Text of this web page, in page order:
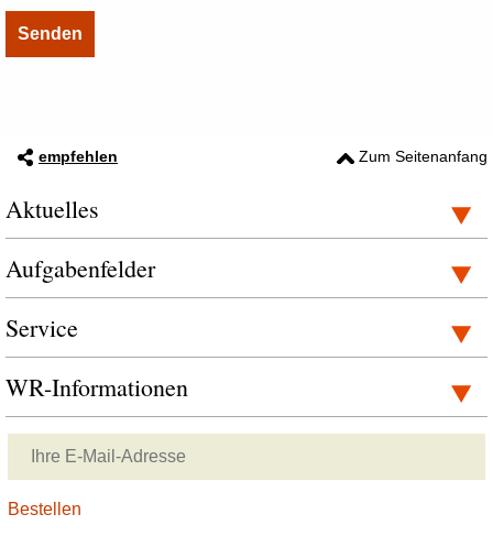
empfehlen Zum Seitenanfang
Aktuelles
Aufgabenfelder
Service
WR-Informationen